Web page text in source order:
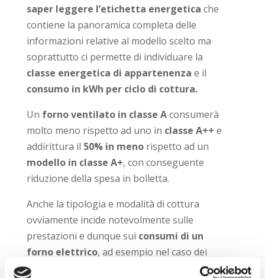
saper leggere l’etichetta energetica che
contiene la panoramica completa delle
informazioni relative al modello scelto ma
soprattutto ci permette di individuare la
classe energetica di appartenenza e il
consumo in kWh per ciclo di cottura.
Un forno ventilato in classe Aconsumerà
molto meno rispetto ad uno in classe A++ e
addirittura il 50% in menorispetto ad un
modello in classe A+, con conseguente
riduzione della spesa in bolletta.
Anche la tipologia e modalità di cottura
ovviamente incide notevolmente sulle
prestazioni e dunque sui consumi di un
forno elettrico, ad esempio nel caso dei
modelli ventilati è possibile risparmiare un